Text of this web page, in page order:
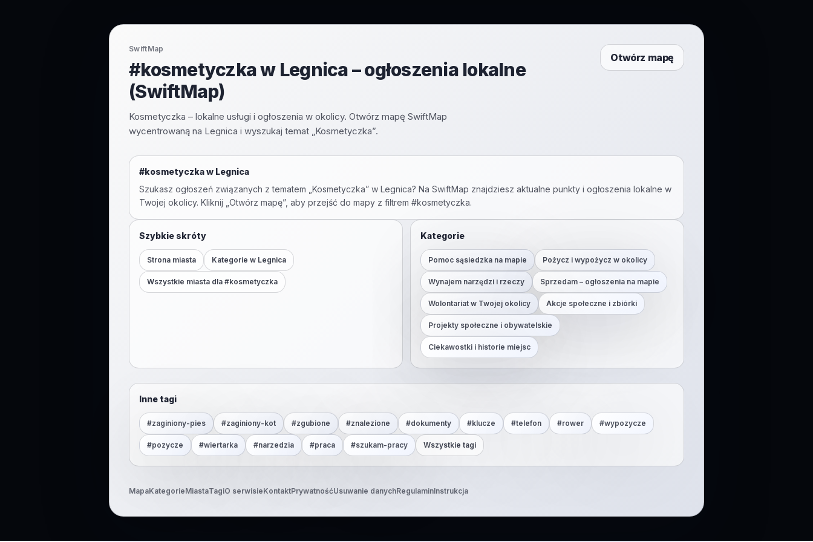
SwiftMap
#kosmetyczka w Legnica – ogłoszenia lokalne
(SwiftMap)
Kosmetyczka – lokalne usługi i ogłoszenia w okolicy. Otwórz mapę SwiftMap
wycentrowaną na Legnica i wyszukaj temat „Kosmetyczka”.
Otwórz mapę
#kosmetyczkaw Legnica
Szukasz ogłoszeń związanych z tematem „ Kosmetyczka” w Legnica? Na SwiftMap znajdziesz aktualne punkty i ogłoszenia lokalne w
Twojej okolicy. Kliknij „Otwórz mapę”, aby przejść do mapy z filtrem #kosmetyczka.
Szybkie skróty
Strona miasta Kategorie w Legnica
Wszystkie miasta dla #kosmetyczka
Kategorie
Pomoc sąsiedzka na mapie Pożycz i wypożycz w okolicy
Wynajem narzędzi i rzeczy Sprzedam – ogłoszenia na mapie
Wolontariat w Twojej okolicy Akcje społeczne i zbiórki
Projekty społeczne i obywatelskie
Ciekawostki i historie miejsc
Inne tagi
#zaginiony-pies #zaginiony-kot #zgubione #znalezione #dokumenty #klucze #telefon #rower #wypozycze
#pozycze #wiertarka #narzedzia #praca #szukam-pracy Wszystkie tagi
MapaKategorieMiastaTagiO serwisieKontaktPrywatnośćUsuwanie danychRegulaminInstrukcja